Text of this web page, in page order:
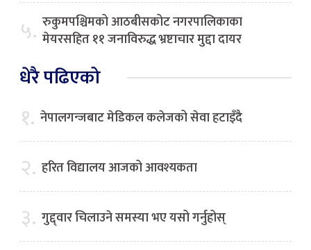
५. रुकुमपश्चिमको आठबीसकोट नगरपालिकाका
मेयरसहित ११ जनाविरुद्ध भ्रष्टाचार मुद्दा दायर
धेरै पढिएको
१. नेपालगन्जबाट मेडिकल कलेजको सेवा हटाइँदै
२. हरित विद्यालय आजको आवश्यकता
३. गुद्द्वार चिलाउने समस्या भए यसो गर्नुहोस्